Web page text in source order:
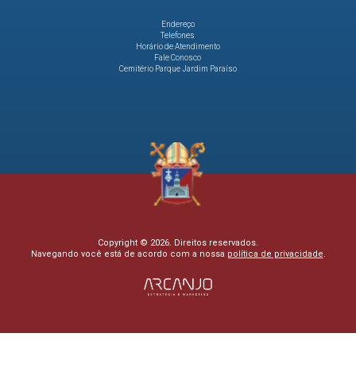
Endereço
Telefones
Horário de Atendimento
Fale Conosco
Cemitério Parque Jardim Paraíso
Copyright © 2026. Direitos reservados.
Navegando você está de acordo com a nossa política de privacidade.